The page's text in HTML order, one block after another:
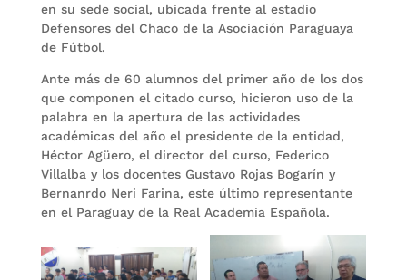
en su sede social, ubicada frente al estadio
Defensores del Chaco de la Asociación Paraguaya
de Fútbol.
Ante más de 60 alumnos del primer año de los dos
que componen el citado curso, hicieron uso de la
palabra en la apertura de las actividades
académicas del año el presidente de la entidad,
Héctor Agüero, el director del curso, Federico
Villalba y los docentes Gustavo Rojas Bogarín y
Bernanrdo Neri Farina, este último representante
en el Paraguay de la Real Academia Española.